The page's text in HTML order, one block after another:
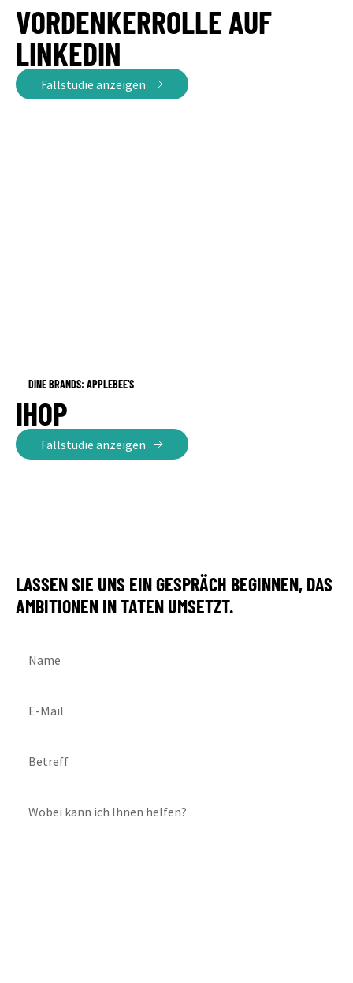
VORDENKERROLLE AUF
LINKEDIN
Fallstudie anzeigen
DINE BRANDS: APPLEBEE'S
IHOP
Fallstudie anzeigen
LASSEN SIE UNS EIN GESPRÄCH BEGINNEN, DAS
AMBITIONEN IN TATEN UMSETZT.
Name
E-Mail
Betreff
Wobei kann ich Ihnen helfen?